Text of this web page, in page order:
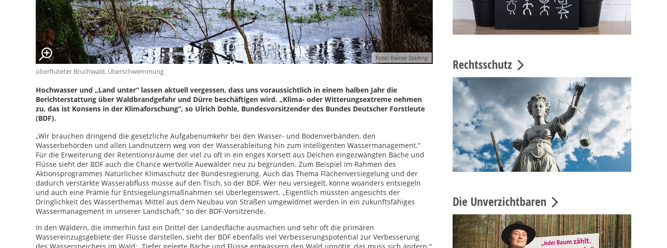
Foto: Rainer Städing
überfluteter Bruchwald, Überschwemmung
Hochwasser und „Land unter“ lassen aktuell vergessen, dass uns voraussichtlich in einem halben Jahr die
Berichterstattung über Waldbrandgefahr und Dürre beschäftigen wird. „Klima- oder Witterungsextreme nehmen
zu, das ist Konsens in der Klimaforschung“, so Ulrich Dohle, Bundesvorsitzender des Bundes Deutscher Forstleute
(BDF).
„Wir brauchen dringend die gesetzliche Aufgabenumkehr bei den Wasser- und Bodenverbänden, den
Wasserbehörden und allen Landnutzern weg von der Wasserableitung hin zum intelligenten Wassermanagement.“
Für die Erweiterung der Retentionsräume der viel zu oft in ein enges Korsett aus Deichen eingezwängten Bäche und
Flüsse sieht der BDF auch die Chance wertvolle Auewälder neu zu begründen. Zum Beispiel im Rahmen des
Aktionsprogrammes Natürlicher Klimaschutz der Bundesregierung. Auch das Thema Flächenversiegelung und der
dadurch verstärkte Wasserabfluss müsse auf den Tisch, so der BDF. Wer neu versiegelt, könne woanders entsiegeln
und auch eine Prämie für Entsiegelungsmaßnahmen sei überlegenswert. „Eigentlich müssten angesichts der
Dringlichkeit des Wasserthemas Mittel aus dem Neubau von Straßen umgewidmet werden in ein zukunftsfähiges
Wassermanagement in unserer Landschaft.“ so der BDF-Vorsitzende.
In den Wäldern, die immerhin fast ein Drittel der Landesfläche ausmachen und sehr oft die primären
Wassereinzugsgebiete der Flüsse darstellen, sieht der BDF ebenfalls viel Verbesserungspotential zur Verbesserung
Rechtsschutz
Die Unverzichtbaren